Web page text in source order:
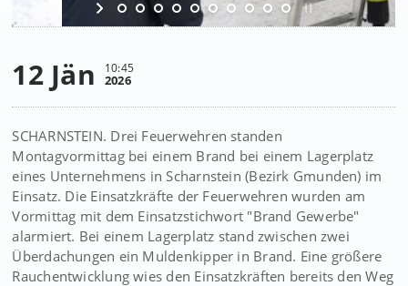
12 Jän 10:45
2026
SCHARNSTEIN. Drei Feuerwehren standen
Montagvormittag bei einem Brand bei einem Lagerplatz
eines Unternehmens in Scharnstein (Bezirk Gmunden) im
Einsatz. Die Einsatzkräfte der Feuerwehren wurden am
Vormittag mit dem Einsatzstichwort "Brand Gewerbe"
alarmiert. Bei einem Lagerplatz stand zwischen zwei
Überdachungen ein Muldenkipper in Brand. Eine größere
Rauchentwicklung wies den Einsatzkräften bereits den Weg